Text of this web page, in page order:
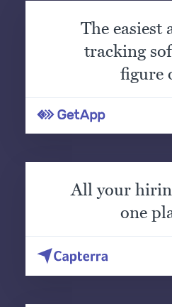
The easiest
tracking
figure
All your
one